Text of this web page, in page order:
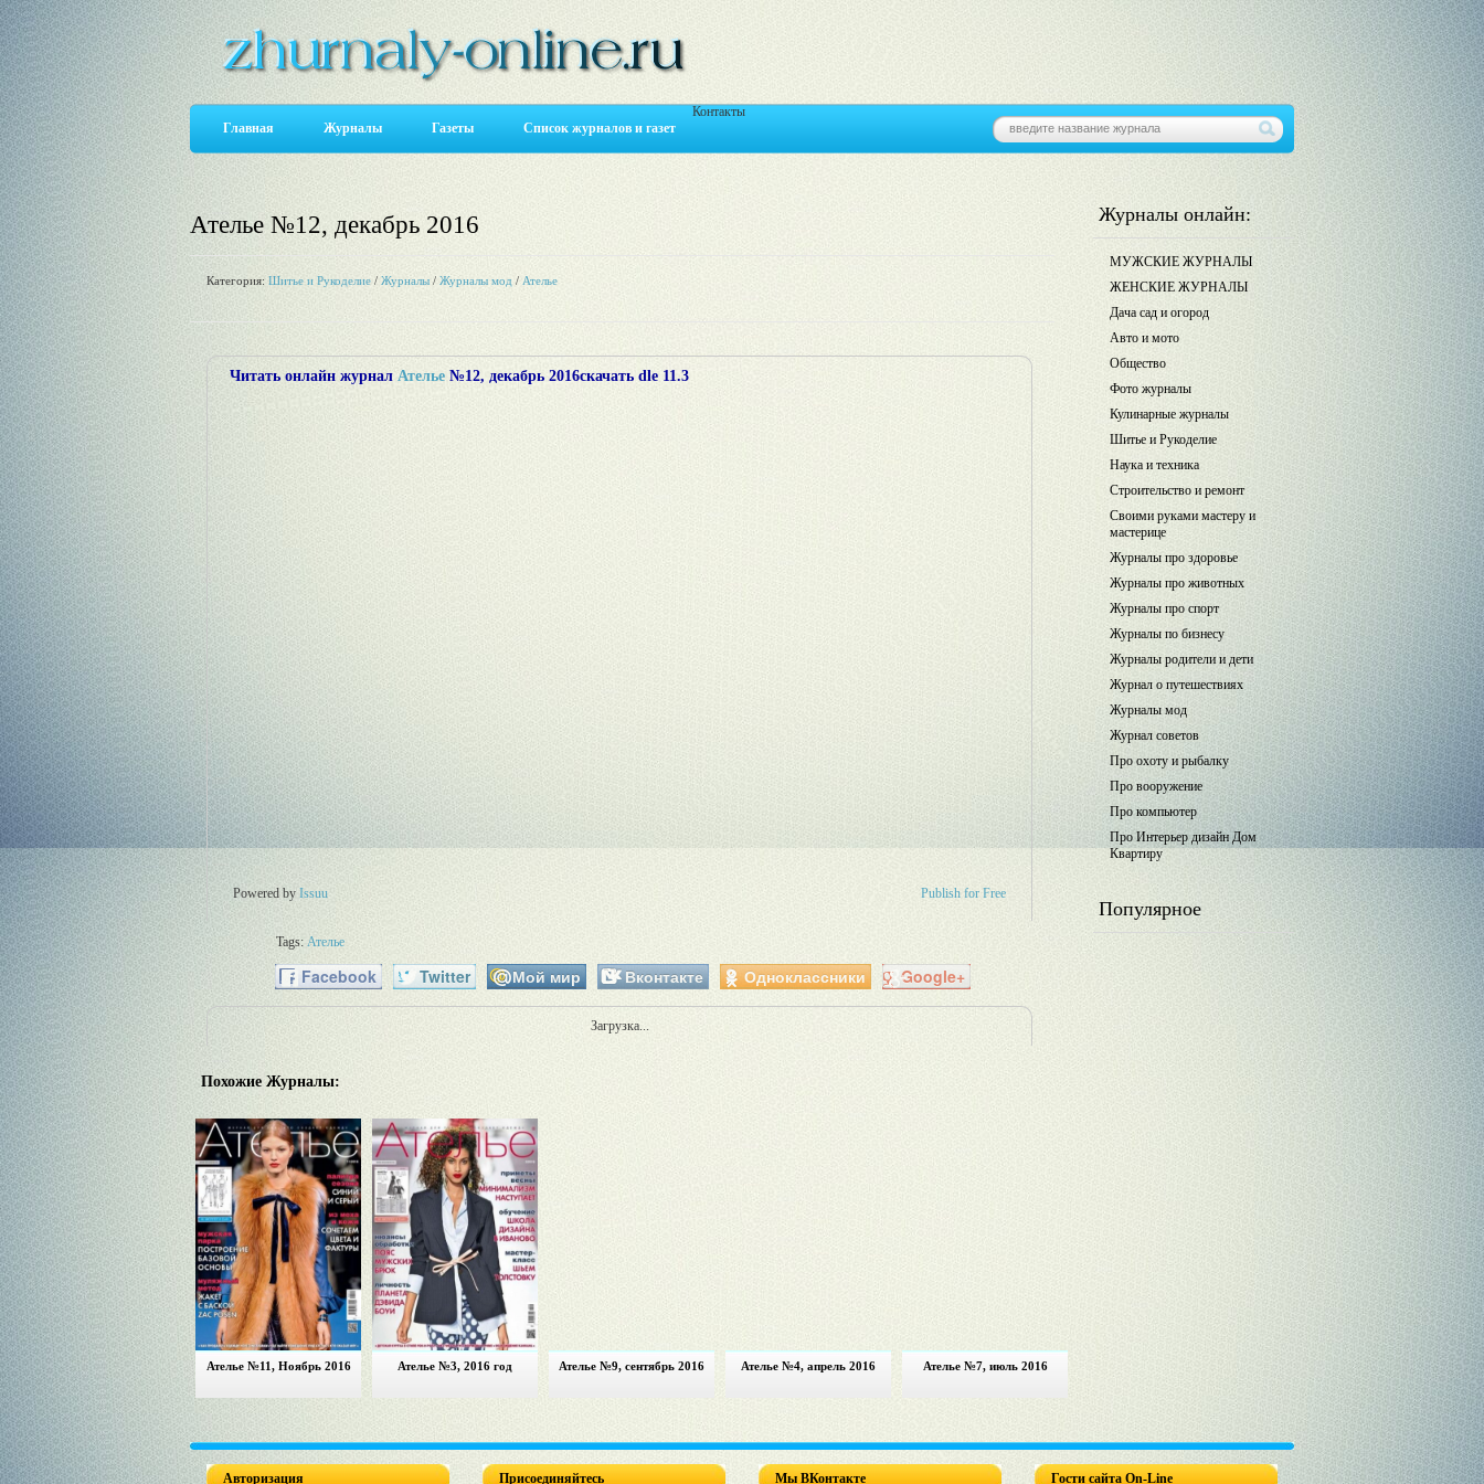
Главная Журналы Газеты Список журналов и газет
Контакты
Ателье №12, декабрь 2016
Категория: Шитье и Рукоделие / Журналы / Журналы мод / Ателье
Читать онлайн журнал Ателье №12, декабрь 2016скачать dle 11.3
Powered by Issuu Publish for Free
Tags:Ателье
Facebook Twitter Мой мир Вконтакте Одноклассники Google+
Загрузка...
Похожие Журналы:
Ателье №11, Ноябрь 2016 Ателье №3, 2016 год Ателье №9, сентябрь 2016 Ателье №4, апрель 2016 Ателье №7, июль 2016
Журналы онлайн:
МУЖСКИЕ ЖУРНАЛЫ
ЖЕНСКИЕ ЖУРНАЛЫ
Дача сад и огород
Авто и мото
Общество
Фото журналы
Кулинарные журналы
Шитье и Рукоделие
Наука и техника
Строительство и ремонт
Своими руками мастеру и
мастерице
Журналы про здоровье
Журналы про животных
Журналы про спорт
Журналы по бизнесу
Журналы родители и дети
Журнал о путешествиях
Журналы мод
Журнал советов
Про охоту и рыбалку
Про вооружение
Про компьютер
Про Интерьер дизайн Дом
Квартиру
Популярное
Авторизация Присоединяйтесь Мы ВКонтакте Гости сайта On-Line